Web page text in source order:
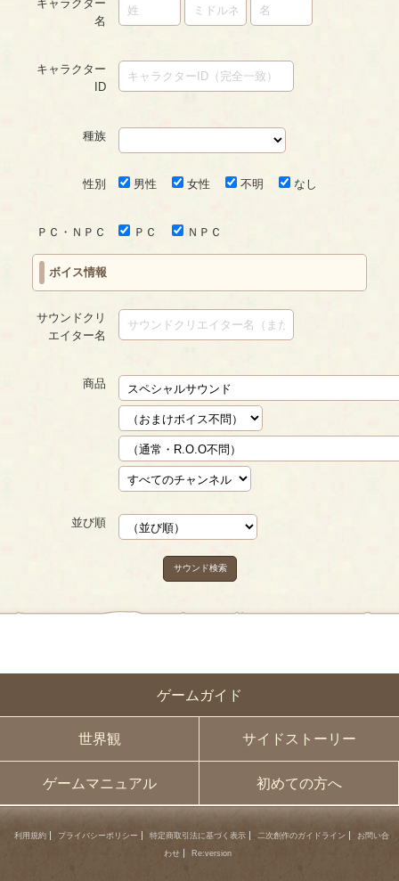
ゲームガイド
世界観 サイドストーリー
ゲームマニュアル 初めての方へ
キャラクター
名
キャラクター
ID
種族
性別 男性 女性 不明 なし
ＰＣ・ＮＰＣ ＰＣ ＮＰＣ
ボイス情報
サウンドクリ
エイター名
商品
並び順
サウンド検索
利用規約 プライバシーポリシー 特定商取引法に基づく表示 二次創作のガイドライン
お問い合
わせ
Re:version